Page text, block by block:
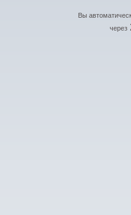
Вы
через